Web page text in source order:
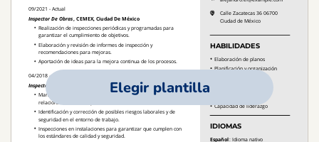
Elegir plantilla